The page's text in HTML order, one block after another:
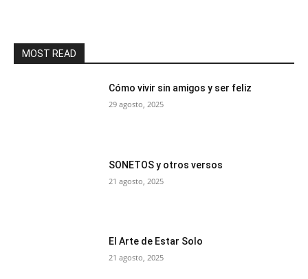
MOST READ
Cómo vivir sin amigos y ser feliz
29 agosto, 2025
SONETOS y otros versos
21 agosto, 2025
El Arte de Estar Solo
21 agosto, 2025